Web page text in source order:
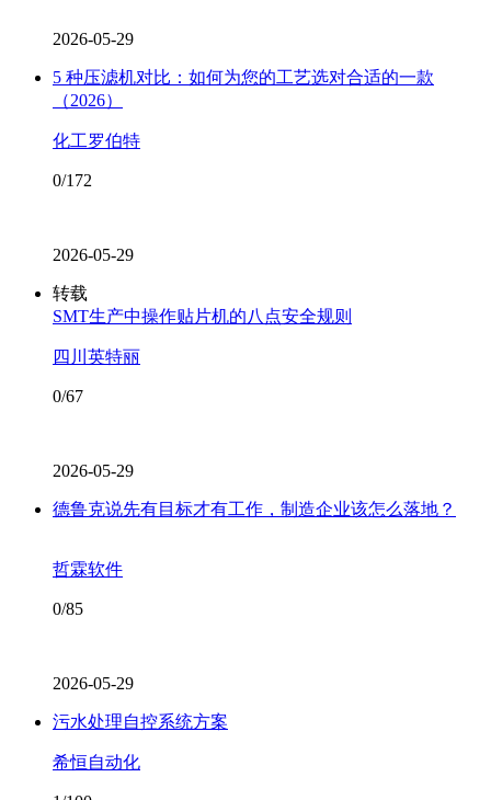
2026-05-29
5 种压滤机对比：如何为您的工艺选对合适的一款
（2026）
化工罗伯特
0/172
2026-05-29
转载
SMT生产中操作贴片机的八点安全规则
四川英特丽
0/67
2026-05-29
德鲁克说先有目标才有工作，制造企业该怎么落地？
哲霖软件
0/85
2026-05-29
污水处理自控系统方案
希恒自动化